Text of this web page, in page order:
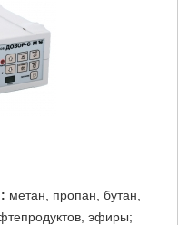
метан, пропан, бутан,
эфиры;